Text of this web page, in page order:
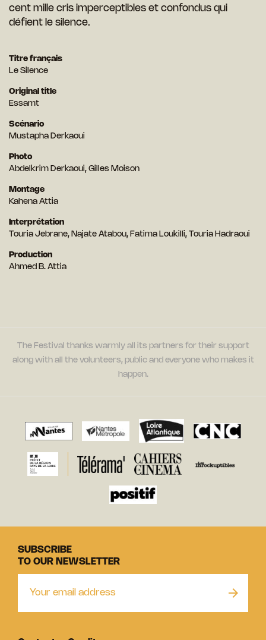
cent mille cris imperceptibles et confondus qui
défient le silence.
Titre français
Le Silence
Original title
Essamt
Scénario
Mustapha Derkaoui
Photo
Abdelkrim Derkaoui, Gilles Moison
Montage
Kahena Attia
Interprétation
Touria Jebrane, Najate Atabou, Fatima Loukilli, Touria Hadraoui
Production
Ahmed B. Attia
The Festival thanks warmly all its partners for their support
along with all the volunteers, public and everyone who makes it
happen.
SUBSCRIBE
TO OUR NEWSLETTER